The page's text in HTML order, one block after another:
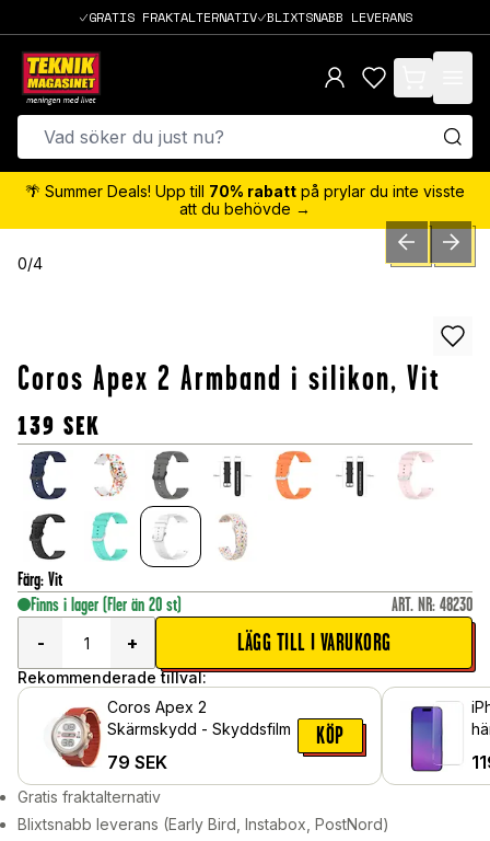
GRATIS FRAKTALTERNATIV BLIXTSNABB LEVERANS
items in cart,
🌴 Summer Deals! Upp till 70% rabatt på prylar du inte visste
att du behövde →
0/4 PREVIOUSNEXT
Coros Apex 2 Armband i silikon, Vit
139 SEK
Färg: Vit
Finns i lager (Fler än 20 st) ART. NR: 48230
-
+ LÄGG TILL I VARUKORG
Rekommenderade tillval:
Coros Apex 2
Skärmskydd - Skyddsfilm
79 SEK
KÖP
Gratis fraktalternativ
Blixtsnabb leverans (Early Bird, Instabox, PostNord)